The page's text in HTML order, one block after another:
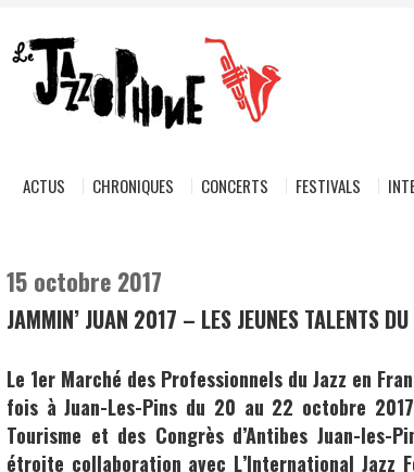
ACTUS CHRONIQUES CONCERTS FESTIVALS
15 octobre 2017
JAMMIN’ JUAN 2017 – LES JEUNES TALENTS
Le 1er Marché des Professionnels du Jazz en
fois à Juan-Les-Pins du 20 au 22 octobre
Tourisme et des Congrès d’Antibes Juan-les-
étroite collaboration avec L’International Jazz